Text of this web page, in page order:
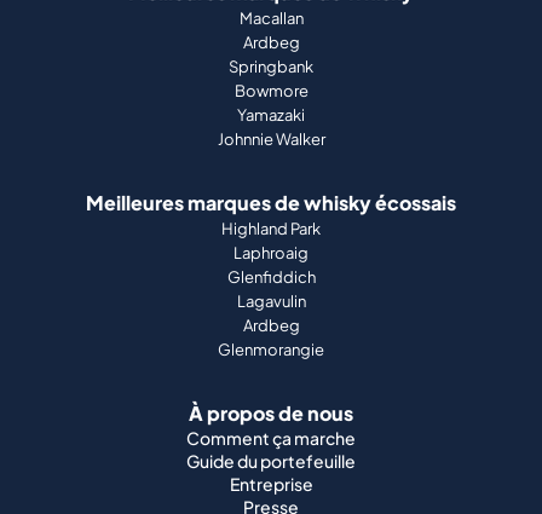
Macallan
Ardbeg
Springbank
Bowmore
Yamazaki
Johnnie Walker
Meilleures marques de whisky écossais
Highland Park
Laphroaig
Glenfiddich
Lagavulin
Ardbeg
Glenmorangie
À propos de nous
Comment ça marche
Guide du portefeuille
Entreprise
Presse